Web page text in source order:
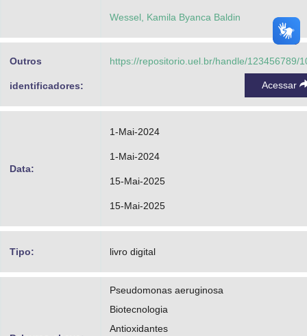
Wessel, Kamila Byanca Baldin
Outros
identificadores:
https://repositorio.uel.br/handle/123456789/
Acessar
Data:
1-Mai-2024
1-Mai-2024
15-Mai-2025
15-Mai-2025
Tipo: livro digital
Pseudomonas aeruginosa
Biotecnologia
Antioxidantes